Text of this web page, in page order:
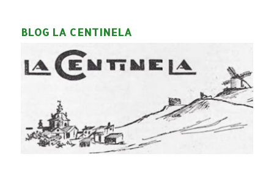
BLOG LA CENTINELA